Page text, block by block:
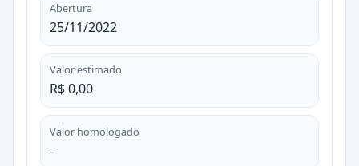
Abertura
25/11/2022
Valor estimado
R$ 0,00
Valor homologado
-